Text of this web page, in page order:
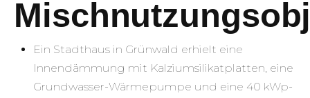
Ein Stadthaus in Grünwald erhielt eine
Innendämmung mit Kalziumsilikatplatten, eine
Grundwasser-Wärmepumpe und eine 40 kWp-